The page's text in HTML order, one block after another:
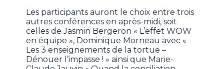
Les participants auront le choix entre trois
autres conférences en après-midi, soit
celles de Jasmin Bergeron « L’effet WOW
en équipe », Dominique Morneau avec «
Les 3 enseignements de la tortue –
Dénouer l’impasse ! » ainsi que Marie-